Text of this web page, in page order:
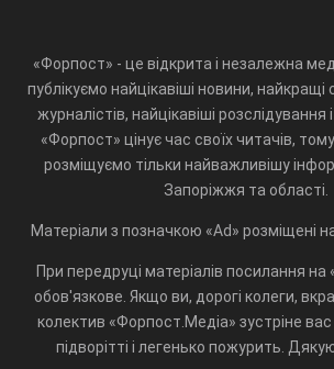
«Форпост» - це відкрита і незалежна
публікуємо найцікавіші новини, найкращі
журналістів, найцікавіші розслідування
«Форпост» цінує час своїх читачів,
розміщуємо тільки найважливішу
Запоріжжя та області.
Матеріали з позначкою «Ad» розміщені
При передруці матеріалів посилання
обов'язкове. Якщо ви, дорогі колеги,
колектив «Форпост.Медіа» зустріне вас
підворітті і легенько пожурить.